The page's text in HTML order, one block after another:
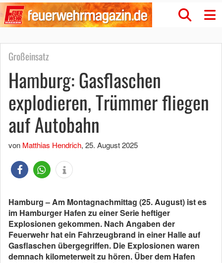
Großeinsatz
Hamburg: Gasflaschen
explodieren, Trümmer fliegen
auf Autobahn
von Matthias Hendrich, 25. August 2025
Hamburg – Am Montagnachmittag (25. August) ist es
im Hamburger Hafen zu einer Serie heftiger
Explosionen gekommen. Nach Angaben der
Feuerwehr hat ein Fahrzeugbrand in einer Halle auf
Gasflaschen übergegriffen. Die Explosionen waren
demnach kilometerweit zu hören. Über dem Hafen